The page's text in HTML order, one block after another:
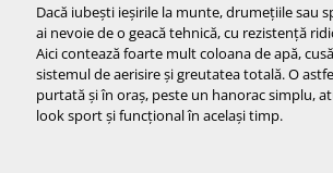
Dacă iubești ieșirile la munte, drumețiile sau
ai nevoie de o geacă tehnică, cu rezistență
Aici contează foarte mult coloana de apă,
sistemul de aerisire și greutatea totală. O
purtată și în oraș, peste un hanorac simplu,
look sport și funcțional în același timp.